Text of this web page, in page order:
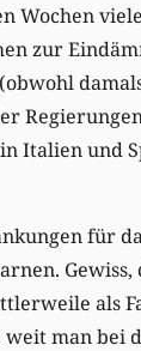
Wochen
zur
Italien und
für
als
man bei